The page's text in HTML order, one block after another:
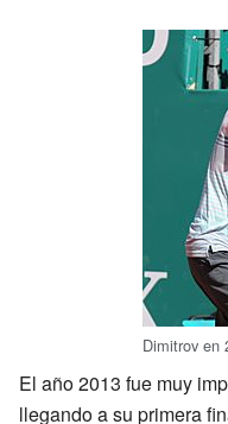
Dimitrov en
El año 2013 fue muy
llegando a su primera